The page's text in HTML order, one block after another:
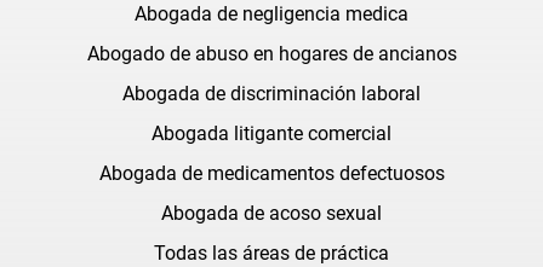
Abogada de negligencia medica
Abogado de abuso en hogares de ancianos
Abogada de discriminación laboral
Abogada litigante comercial
Abogada de medicamentos defectuosos
Abogada de acoso sexual
Todas las áreas de práctica